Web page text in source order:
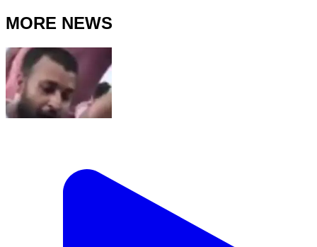
MORE NEWS